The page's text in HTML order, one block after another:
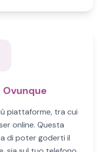
piattaforme, tra cui
online. Questa
di poter goderti il